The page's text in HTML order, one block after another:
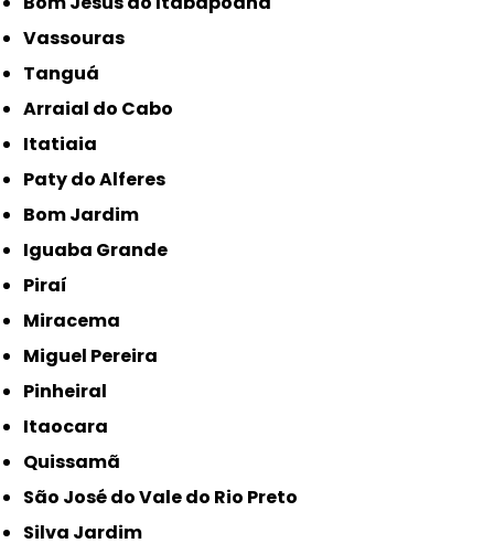
Vassouras
Tanguá
Arraial do Cabo
Itatiaia
Paty do Alferes
Bom Jardim
Iguaba Grande
Piraí
Miracema
Miguel Pereira
Pinheiral
Itaocara
Quissamã
São José do Vale do Rio Preto
Silva Jardim